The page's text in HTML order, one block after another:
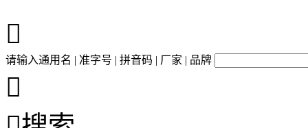

请输入通用名 | 准字号 | 拼音码 | 厂家 | 品牌
